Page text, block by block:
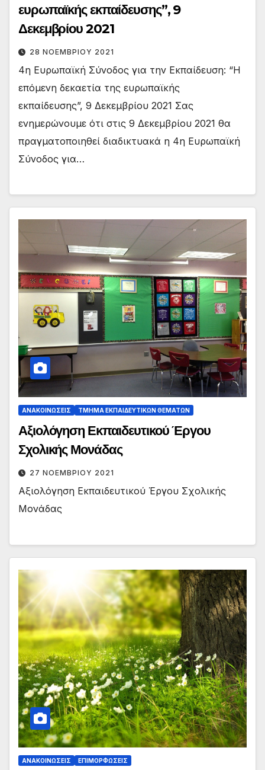
ευρωπαϊκής εκπαίδευσης”, 9
Δεκεμβρίου 2021
28 ΝΟΕΜΒΡΊΟΥ 2021
4η Ευρωπαϊκή Σύνοδος για την Εκπαίδευση: “Η
επόμενη δεκαετία της ευρωπαϊκής
εκπαίδευσης”, 9 Δεκεμβρίου 2021 Σας
ενημερώνουμε ότι στις 9 Δεκεμβρίου 2021 θα
πραγματοποιηθεί διαδικτυακά η 4η Ευρωπαϊκή
Σύνοδος για…
ΑΝΑΚΟΙΝΏΣΕΙΣ ΤΜΉΜΑ ΕΚΠΑΙΔΕΥΤΙΚΏΝ ΘΕΜΆΤΩΝ
Αξιολόγηση Εκπαιδευτικού Έργου
Σχολικής Μονάδας
27 ΝΟΕΜΒΡΊΟΥ 2021
Αξιολόγηση Εκπαιδευτικού Έργου Σχολικής
Μονάδας
ΑΝΑΚΟΙΝΏΣΕΙΣ ΕΠΙΜΟΡΦΏΣΕΙΣ